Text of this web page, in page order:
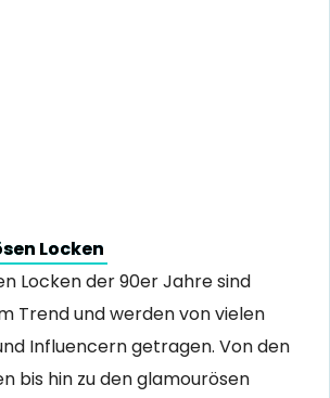
Locken
Locken der 90er Jahre sind
Trend und werden von vielen
Influencern getragen. Von den
bis hin zu den glamourösen